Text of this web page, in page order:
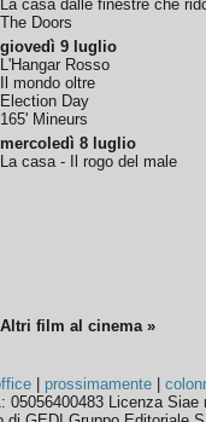
La casa dalle finestre che
The Doors
giovedì 9 luglio
L'Hangar Rosso
Il mondo oltre
Election Day
165' Mineurs
mercoledì 8 luglio
La casa - Il rogo del male
Altri film al cinema »
prossimamente |
Licenza Siae